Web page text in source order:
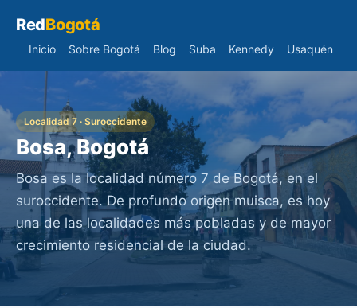
RedBogotá
Inicio Sobre Bogotá Blog Suba Kennedy Usaquén
Localidad 7 · Suroccidente
Bosa, Bogotá
Bosa es la localidad número 7 de Bogotá, en el
suroccidente. De profundo origen muisca, es hoy
una de las localidades más pobladas y de mayor
crecimiento residencial de la ciudad.